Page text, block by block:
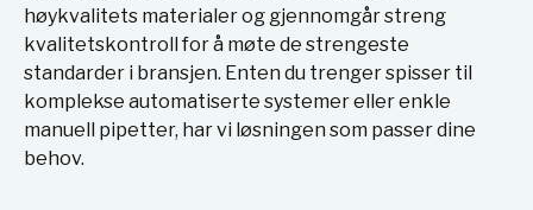
høykvalitets materialer og gjennomgår streng
kvalitetskontroll for å møte de strengeste
standarder i bransjen. Enten du trenger spisser til
komplekse automatiserte systemer eller enkle
manuell pipetter, har vi løsningen som passer dine
behov.